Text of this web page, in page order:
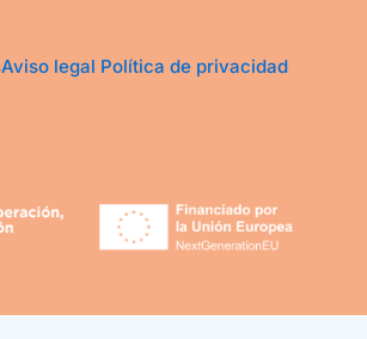
Aviso legal Política de privacidad